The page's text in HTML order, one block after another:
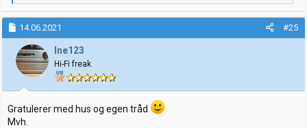
e
a
k
s
j
o
n
e
r
14.06.2021 #25
Ine123
Hi-Fi freak
Gratulerer med hus og egen tråd
Mvh.